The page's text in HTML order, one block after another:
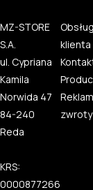
MZ-STORE
S.A.
ul. Cypriana
Kamila
Norwida 47
84-240
Reda
KRS:
0000877266
klienta
zwroty